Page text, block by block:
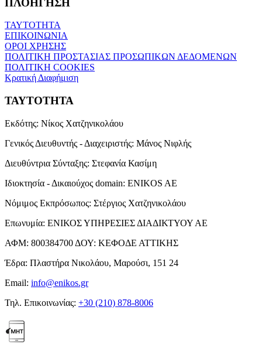
ΤΑΥΤΟΤΗΤΑ
ΕΠΙΚΟΙΝΩΝΙΑ
ΟΡΟΙ ΧΡΗΣΗΣ
ΠΟΛΙΤΙΚΗ ΠΡΟΣΤΑΣΙΑΣ ΠΡΟΣΩΠΙΚΩΝ ΔΕΔΟΜΕΝΩΝ
ΠΟΛΙΤΙΚΗ COOKIES
Κρατική Διαφήμιση
ΤΑΥΤΟΤΗΤΑ
Εκδότης: Νίκος Χατζηνικολάου
Γενικός Διευθυντής - Διαχειριστής: Μάνος Νιφλής
Διευθύντρια Σύνταξης: Στεφανία Κασίμη
Ιδιοκτησία - Δικαιούχος domain: ENIKOS AE
Νόμιμος Εκπρόσωπος: Στέργιος Χατζηνικολάου
Επωνυμία: ΕΝΙΚΟΣ ΥΠΗΡΕΣΙΕΣ ΔΙΑΔΙΚΤΥΟΥ ΑΕ
ΑΦΜ: 800384700 ΔΟΥ: ΚΕΦΟΔΕ ΑΤΤΙΚΗΣ
Έδρα: Πλαστήρα Νικολάου, Μαρούσι, 151 24
Email: info@enikos.gr
Τηλ. Επικοινωνίας: +30 (210) 878-8006